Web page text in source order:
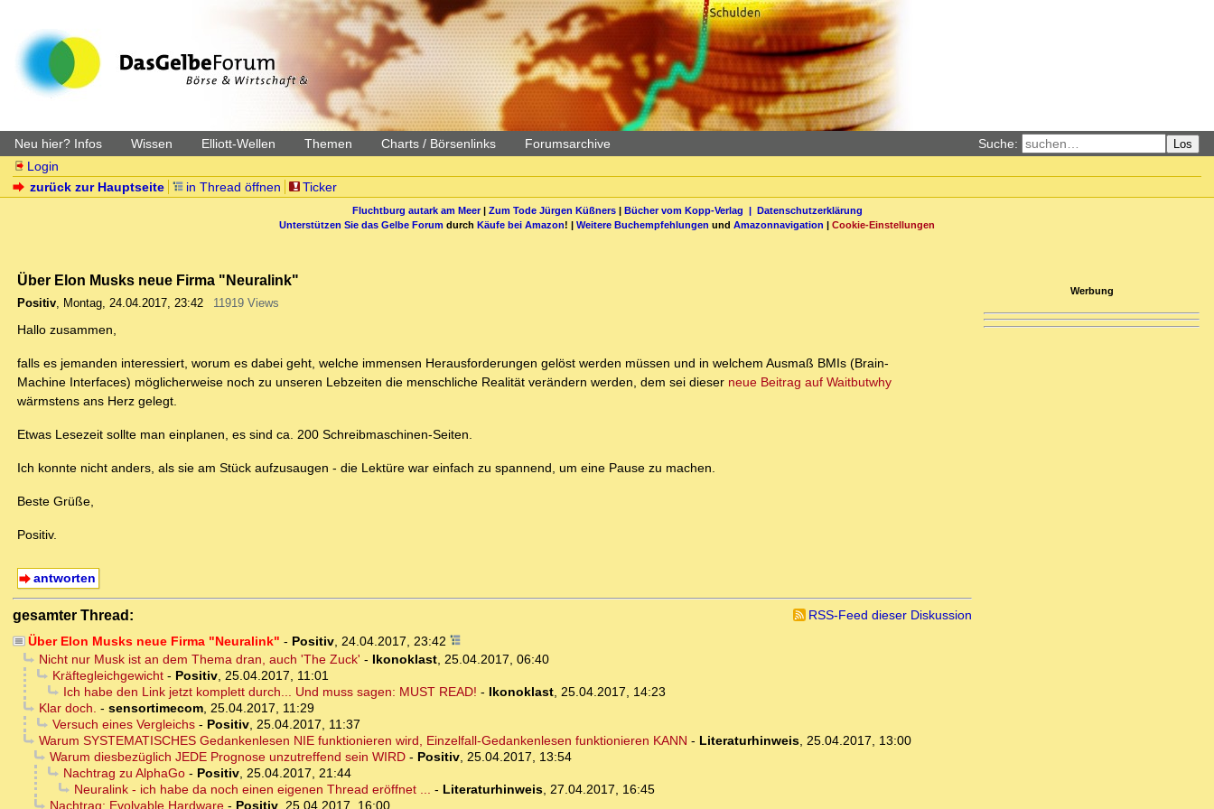
Neu hier? Infos Wissen Elliott-Wellen Themen Charts / Börsenlinks Forumsarchive Suche: Los
Login
zurück zur Hauptseite
in Thread öffnen Ticker
Fluchtburg autark am Meer| Zum Tode Jürgen Küßners| Bücher vom Kopp-Verlag | Datenschutzerklärung
Unterstützen Sie das Gelbe Forum durch Käufe bei Amazon! | Weitere Buchempfehlungen und Amazonnavigation | Cookie-Einstellungen
Über Elon Musks neue Firma "Neuralink"
Positiv, Montag, 24.04.2017, 23:42 11919 Views
Hallo zusammen,
falls es jemanden interessiert, worum es dabei geht, welche immensen Herausforderungen gelöst werden müssen und in welchem Ausmaß BMIs (Brain-
Machine Interfaces) möglicherweise noch zu unseren Lebzeiten die menschliche Realität verändern werden, dem sei dieser neue Beitrag auf Waitbutwhy
wärmstens ans Herz gelegt.
Etwas Lesezeit sollte man einplanen, es sind ca. 200 Schreibmaschinen-Seiten.
Ich konnte nicht anders, als sie am Stück aufzusaugen - die Lektüre war einfach zu spannend, um eine Pause zu machen.
Beste Grüße,
Positiv.
antworten
gesamter Thread:
RSS-Feed dieser Diskussion
Über Elon Musks neue Firma "Neuralink" - Positiv, 24.04.2017, 23:42
Nicht nur Musk ist an dem Thema dran, auch 'The Zuck' - Ikonoklast, 25.04.2017, 06:40
Kräftegleichgewicht- Positiv, 25.04.2017, 11:01
Ich habe den Link jetzt komplett durch... Und muss sagen: MUST READ! - Ikonoklast, 25.04.2017, 14:23
Klar doch. - sensortimecom, 25.04.2017, 11:29
Versuch eines Vergleichs- Positiv, 25.04.2017, 11:37
Warum SYSTEMATISCHES Gedankenlesen NIE funktionieren wird, Einzelfall-Gedankenlesen funktionieren KANN - Literaturhinweis, 25.04.2017, 13:00
Warum diesbezüglich JEDE Prognose unzutreffend sein WIRD- Positiv, 25.04.2017, 13:54
Nachtrag zu AlphaGo- Positiv, 25.04.2017, 21:44
Neuralink - ich habe da noch einen eigenen Thread eröffnet ... - Literaturhinweis, 27.04.2017, 16:45
Nachtrag: Evolvable Hardware- Positiv, 25.04.2017, 16:00
Werbung